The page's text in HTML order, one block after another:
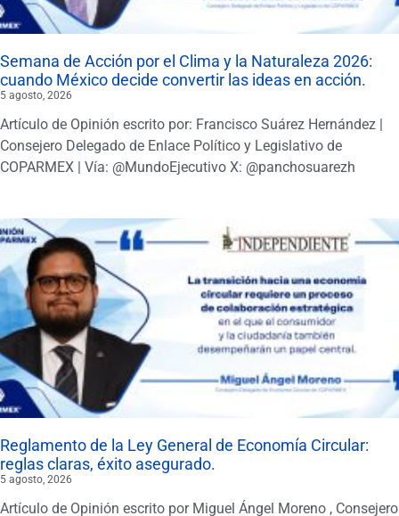
Semana de Acción por el Clima y la Naturaleza 2026:
cuando México decide convertir las ideas en acción.
5 agosto, 2026
Artículo de Opinión escrito por: Francisco Suárez Hernández |
Consejero Delegado de Enlace Político y Legislativo de
COPARMEX | Vía: @MundoEjecutivo X: @panchosuarezh
Reglamento de la Ley General de Economía Circular:
reglas claras, éxito asegurado.
5 agosto, 2026
Artículo de Opinión escrito por Miguel Ángel Moreno , Consejero